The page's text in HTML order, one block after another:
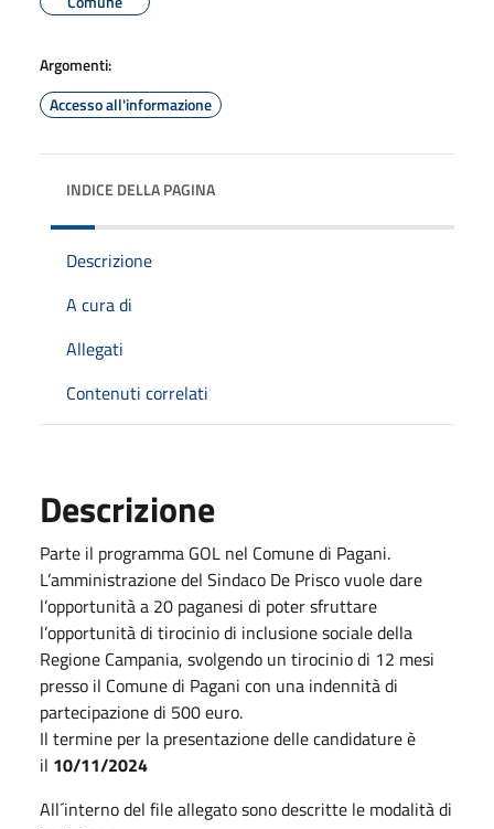
Argomenti:
Accesso all'informazione
INDICE DELLA PAGINA
Descrizione
A cura di
Allegati
Contenuti correlati
Descrizione
Parte il programma GOL nel Comune di Pagani.
L’amministrazione del Sindaco De Prisco vuole dare
l’opportunità a 20 paganesi di poter sfruttare
l’opportunità di tirocinio di inclusione sociale della
Regione Campania, svolgendo un tirocinio di 12 mesi
presso il Comune di Pagani con una indennità di
partecipazione di 500 euro.
Il termine per la presentazione delle candidature è
il 10/11/2024
All´interno del file allegato sono descritte le modalità di